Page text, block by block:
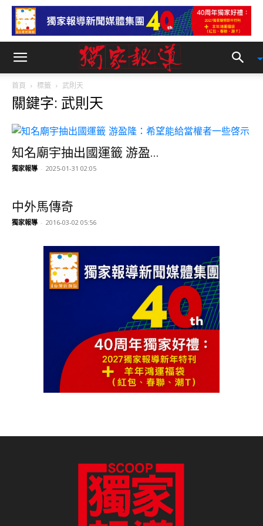
首頁 標籤 武則天
關鍵字: 武則天
知名廟宇抽出國運籤 游盈...
獨家報導 - 2025-01-31 02:05
中外馬傳奇
獨家報導 - 2016-03-02 05:56